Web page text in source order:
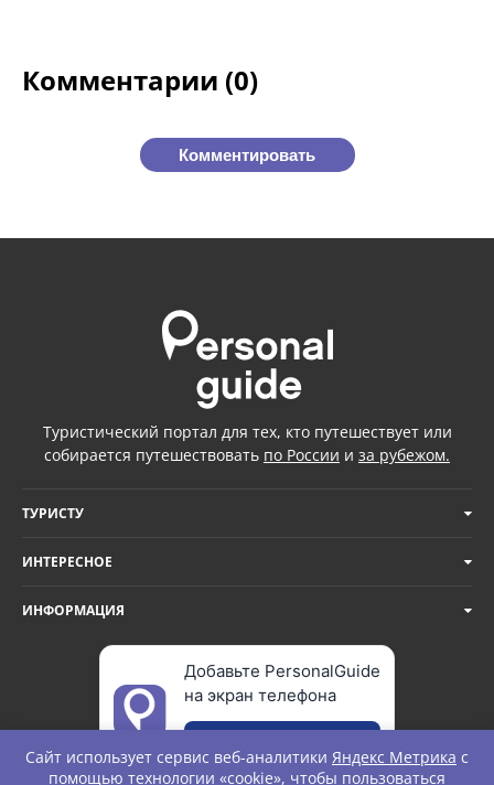
Комментарии (0)
Комментировать
Туристический портал для тех, кто путешествует или
собирается путешествовать по России и за рубежом.
ТУРИСТУ
ИНТЕРЕСНОЕ
ИНФОРМАЦИЯ
Добавьте PersonalGuide
на экран телефона
Сайт использует сервис веб-аналитики Яндекс Метрика с
помощью технологии «cookie», чтобы пользоваться